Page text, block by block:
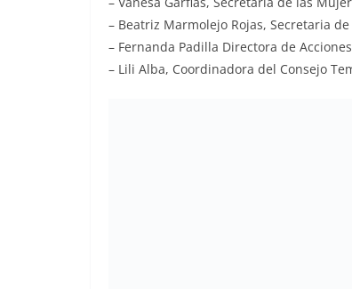
– Beatriz Marmolejo Rojas, Secretaria
– Fernanda Padilla Directora de
– Lili Alba, Coordinadora del Consejo